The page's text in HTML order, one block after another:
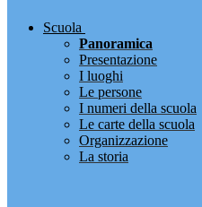
Scuola
Panoramica
Presentazione
I luoghi
Le persone
I numeri della scuola
Le carte della scuola
Organizzazione
La storia